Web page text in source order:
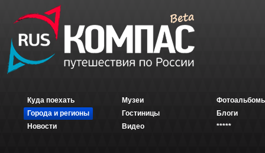
Куда поехать
Города и регионы
Новости
Музеи
Гостиницы
Видео
Блоги
*****